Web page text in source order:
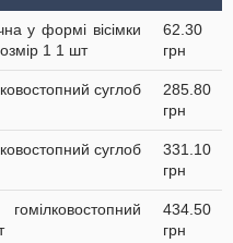
у формі вісімки
1 1 шт
62.30
грн
суглоб
285.80
грн
суглоб
331.10
грн
434.50
грн